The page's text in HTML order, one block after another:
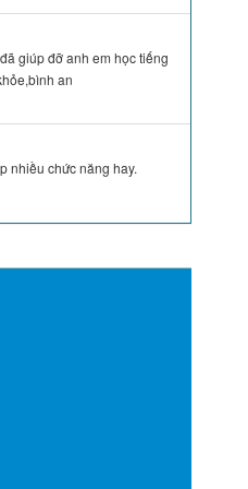
giúp đỡ anh em học tiếng
an
nhiều chức năng hay.